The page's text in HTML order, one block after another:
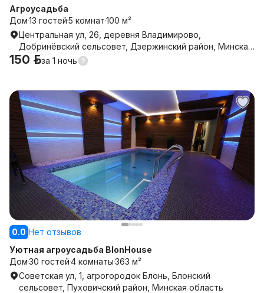
Агроусадьба
Дом13 гостей5 комнат100 м²
Центральная ул, 26, деревня Владимирово,
Добринёвский сельсовет, Дзержинский район, Минская
область
150 р.за 1 ночь
0.0 Нет отзывов
Уютная агроусадьба BlonHouse
Дом30 гостей4 комнаты363 м²
Советская ул, 1, агрогородок Блонь, Блонский
сельсовет, Пуховичский район, Минская область